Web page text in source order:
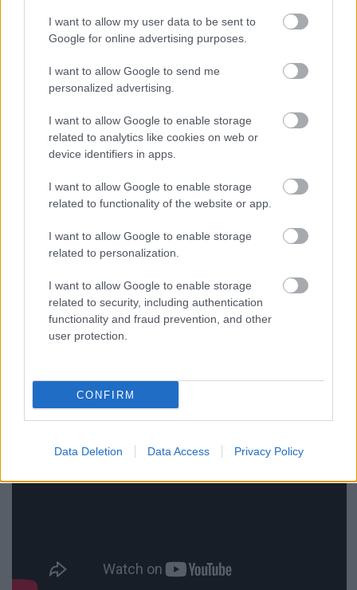
I want to allow my user data to be sent to
Google for online advertising purposes.
I want to allow Google to send me
personalized advertising.
I want to allow Google to enable storage
related to analytics like cookies on web or
device identifiers in apps.
I want to allow Google to enable storage
related to functionality of the website or app.
I want to allow Google to enable storage
related to personalization.
I want to allow Google to enable storage
related to security, including authentication
functionality and fraud prevention, and other
user protection.
CONFIRM
Data Deletion Data Access Privacy Policy
ahogy az igazán jó lemezek, ez az album is minden
alkalommal új részletet mutat meg magából - a
hálálja meg a hallgató figyelmét.
Nyilván a Slow Motion Death Sequence nem lesz
mindenki kedvence, hiszen akinek kizárólag a stabil
kettőnégyre érkező jól megfogott kvinttologatás
jelenti a zenét, az nem fog tudni mit kezdeni ezzel a
lemezzel. Én viszont úgy gondolom, hogy ilyen,
műfaji korlátokat bátran figyelmen kívül hagyó,
merész anyagokra és zenekarokra van szükség
ahhoz, hogy a zene, legyen az rock, elektro,
indusztriál, jazz, vagy akármi, ne silányuljon
idei év másik legfontosabb albuma.5/5